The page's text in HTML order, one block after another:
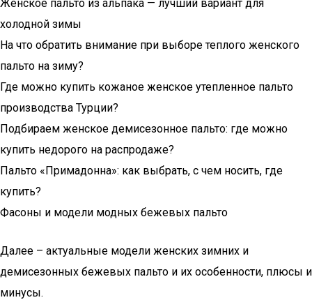
Женское пальто из альпака — лучший вариант для
холодной зимы
На что обратить внимание при выборе теплого женского
пальто на зиму?
Где можно купить кожаное женское утепленное пальто
производства Турции?
Подбираем женское демисезонное пальто: где можно
купить недорого на распродаже?
Пальто «Примадонна»: как выбрать, с чем носить, где
купить?
Фасоны и модели модных бежевых пальто
Далее – актуальные модели женских зимних и
демисезонных бежевых пальто и их особенности, плюсы и
минусы.